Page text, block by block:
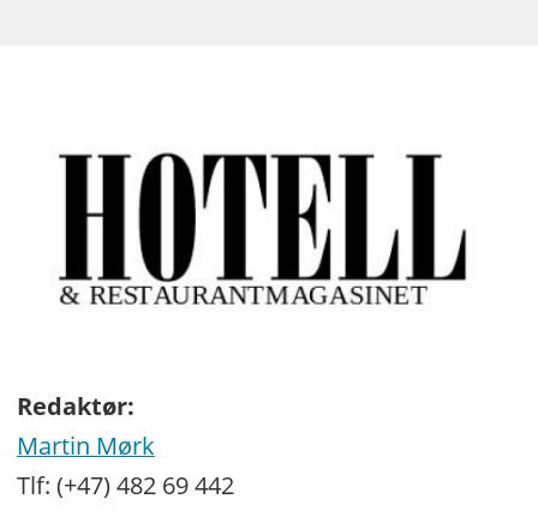
Redaktør:
Martin Mørk
Tlf: (+47) 482 69 442